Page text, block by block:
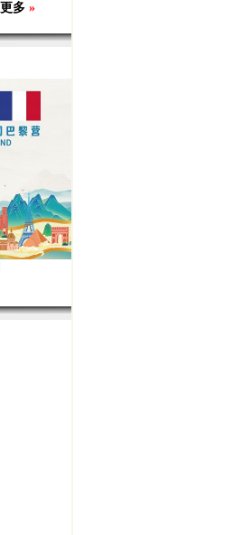
更多 »